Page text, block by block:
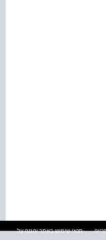
תנאי שימוש באתר והגנה על